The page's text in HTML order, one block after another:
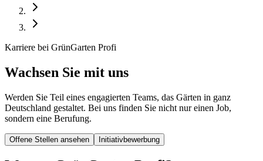
Karriere bei GrünGarten Profi
Wachsen Sie mit uns
Werden Sie Teil eines engagierten Teams, das Gärten in ganz
Deutschland gestaltet. Bei uns finden Sie nicht nur einen Job,
sondern eine Berufung.
Offene Stellen ansehen Initiativbewerbung